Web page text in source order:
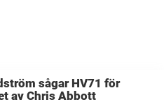
sågar HV71 för
av Chris Abbott